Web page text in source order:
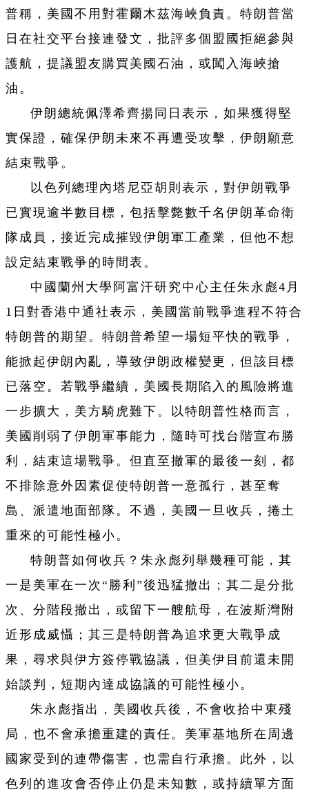
普稱，美國不用對霍爾木茲海峽負責。特朗普當
日在社交平台接連發文，批評多個盟國拒絕參與
護航，提議盟友購買美國石油，或闖入海峽搶
油。
伊朗總統佩澤希齊揚同日表示，如果獲得堅
實保證，確保伊朗未來不再遭受攻擊，伊朗願意
結束戰爭。
以色列總理內塔尼亞胡則表示，對伊朗戰爭
已實現逾半數目標，包括擊斃數千名伊朗革命衛
隊成員，接近完成摧毀伊朗軍工產業，但他不想
設定結束戰爭的時間表。
中國蘭州大學阿富汗研究中心主任朱永彪4月
1日對香港中通社表示，美國當前戰爭進程不符合
特朗普的期望。特朗普希望一場短平快的戰爭，
能掀起伊朗內亂，導致伊朗政權變更，但該目標
已落空。若戰爭繼續，美國長期陷入的風險將進
一步擴大，美方騎虎難下。以特朗普性格而言，
美國削弱了伊朗軍事能力，隨時可找台階宣布勝
利，結束這場戰爭。但直至撤軍的最後一刻，都
不排除意外因素促使特朗普一意孤行，甚至奪
島、派遣地面部隊。不過，美國一旦收兵，捲土
重來的可能性極小。
特朗普如何收兵？朱永彪列舉幾種可能，其
一是美軍在一次“勝利”後迅猛撤出；其二是分批
次、分階段撤出，或留下一艘航母，在波斯灣附
近形成威懾；其三是特朗普為追求更大戰爭成
果，尋求與伊方簽停戰協議，但美伊目前還未開
始談判，短期內達成協議的可能性極小。
朱永彪指出，美國收兵後，不會收拾中東殘
局，也不會承擔重建的責任。美軍基地所在周邊
國家受到的連帶傷害，也需自行承擔。此外，以
色列的進攻會否停止仍是未知數，或持續單方面